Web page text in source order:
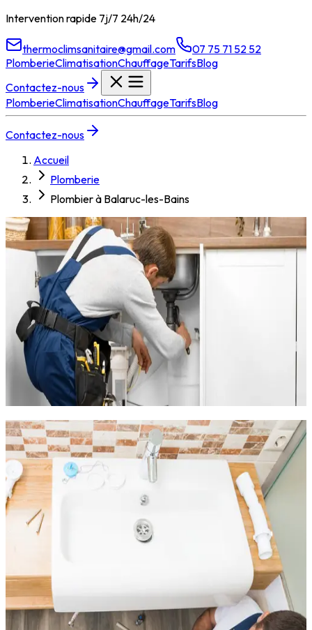
Intervention rapide 7j/7 24h/24
thermoclimsanitaire@gmail.com
07 75 71 52 52
PlomberieClimatisationChauffageTarifsBlog
Contactez-nous
PlomberieClimatisationChauffageTarifsBlog
Contactez-nous
Accueil
Plomberie
Plombier à Balaruc-les-Bains
Plombier à Balaruc-les-
Bains
Plombier à Balaruc-les-Bains, TCS Plomberie intervient dans
cette station thermale au bord de l'étang de Thau pour tous
vos travaux de plomberie. Eau très calcaire, humidité
omniprésente et logements locatifs pour curistes : les
installations de plomberie de Balaruc sont soumises à rude
épreuve et méritent une attention toute particulière.
Plombier à Balaruc-les-Bains :
spécialiste du calcaire et de l'humidité
Balaruc-les-Bains occupe une position géographique singulière
: la presqu'île est entourée par l'étang de Thau sur trois côtés,
ce qui soumet les habitations à une humidité quasi permanente.
À cela s'ajoute une eau d'alimentation très calcaire, liée au
terrain karstique et aux sources thermales du secteur. Ces
deux facteurs font de la plomberie un enjeu majeur pour les
Les problèmes les plus fréquents que nous rencontrons à
Balaruc-les-Bains :